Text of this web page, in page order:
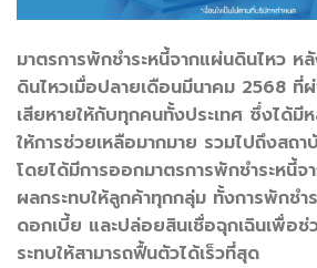
มาตรการพักชำระหนี้จากแผ่นดินไหว ห
ดินไหวเมื่อปลายเดือนมีนาคม 2568 ที่
เสียหายให้กับทุกคนทั้งประเทศ ซึ่งได้มี
ให้การช่วยเหลือมากมาย รวมไปถึงสถ
โดยได้มีการออกมาตรการพักชำระหนี้จ
ผลกระทบให้ลูกค้าทุกกลุ่ม ทั้งการพักชำ
ดอกเบี้ย และปล่อยสินเชื่อฉุกเฉินเพื่อ
ระทบให้สามารถฟื้นตัวได้เร็วที่สุด